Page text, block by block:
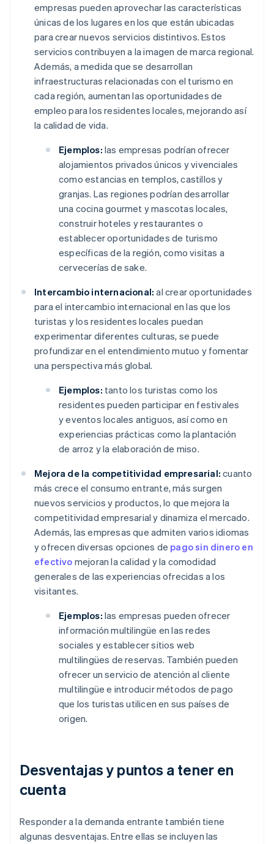
empresas pueden aprovechar las características
únicas de los lugares en los que están ubicadas
para crear nuevos servicios distintivos. Estos
servicios contribuyen a la imagen de marca regional.
Además, a medida que se desarrollan
infraestructuras relacionadas con el turismo en
cada región, aumentan las oportunidades de
empleo para los residentes locales, mejorando así
la calidad de vida.
Ejemplos: las empresas podrían ofrecer
alojamientos privados únicos y vivenciales
como estancias en templos, castillos y
granjas. Las regiones podrían desarrollar
una cocina gourmet y mascotas locales,
construir hoteles y restaurantes o
establecer oportunidades de turismo
específicas de la región, como visitas a
cervecerías de sake.
Intercambio internacional: al crear oportunidades
para el intercambio internacional en las que los
turistas y los residentes locales puedan
experimentar diferentes culturas, se puede
profundizar en el entendimiento mutuo y fomentar
una perspectiva más global.
Ejemplos: tanto los turistas como los
residentes pueden participar en festivales
y eventos locales antiguos, así como en
experiencias prácticas como la plantación
de arroz y la elaboración de miso.
Mejora de la competitividad empresarial: cuanto
más crece el consumo entrante, más surgen
nuevos servicios y productos, lo que mejora la
competitividad empresarial y dinamiza el mercado.
Además, las empresas que admiten varios idiomas
y ofrecen diversas opciones de pago sin dinero en
efectivo mejoran la calidad y la comodidad
generales de las experiencias ofrecidas a los
visitantes.
Ejemplos: las empresas pueden ofrecer
información multilingüe en las redes
sociales y establecer sitios web
multilingües de reservas. También pueden
ofrecer un servicio de atención al cliente
multilingüe e introducir métodos de pago
que los turistas utilicen en sus países de
origen.
Desventajas y puntos a tener en
cuenta
Responder a la demanda entrante también tiene
algunas desventajas. Entre ellas se incluyen las